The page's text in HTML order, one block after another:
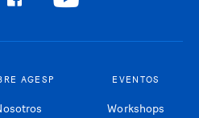
AGESP EVENTOS
Workshops